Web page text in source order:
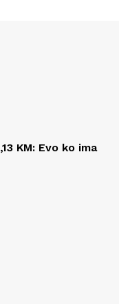
KM: Evo ko ima